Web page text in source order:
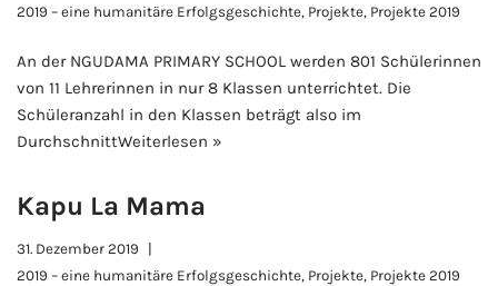
2019 – eine humanitäre Erfolgsgeschichte, Projekte, Projekte 2019
An der NGUDAMA PRIMARY SCHOOL werden 801 Schülerinnen
von 11 Lehrerinnen in nur 8 Klassen unterrichtet. Die
Schüleranzahl in den Klassen beträgt also im
DurchschnittWeiterlesen »
Kapu La Mama
31. Dezember 2019
2019 – eine humanitäre Erfolgsgeschichte, Projekte, Projekte 2019